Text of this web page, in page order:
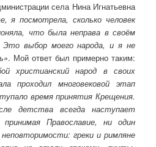
села Нина Игнатьевна
я посмотрела, сколько человек
что была неправа в своём
Это выбор моего народа, и я не
. Мой ответ был примерно таким:
христианский народ в своих
проходил многовековой этап
время принятия Крещения.
детства всегда наступает
Православие, ни один
греки и римляне